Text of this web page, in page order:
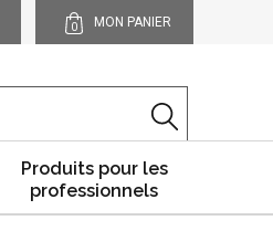
0 MON PANIER
Produits pour les
professionnels